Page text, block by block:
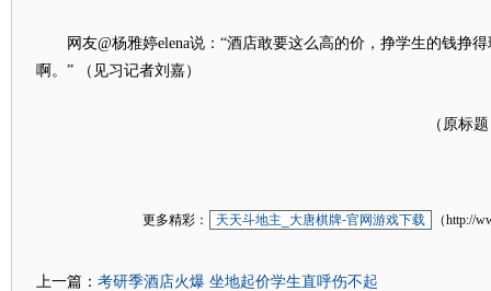
网友@杨雅婷elena说：“酒店敢要这么高的价，挣学生的钱挣得
啊。” （见习记者刘嘉）
（原标题
更多精彩： 天天斗地主_大唐棋牌-官网游戏下载 （http://
上一篇： 考研季酒店火爆 坐地起价学生直呼伤不起